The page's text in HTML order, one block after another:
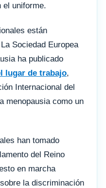
el uniforme.
están
Sociedad Europea
ha publicado
lugar de trabajo,
Internacional del
menopausia como un
han tomado
del Reino
en marcha
la discriminación